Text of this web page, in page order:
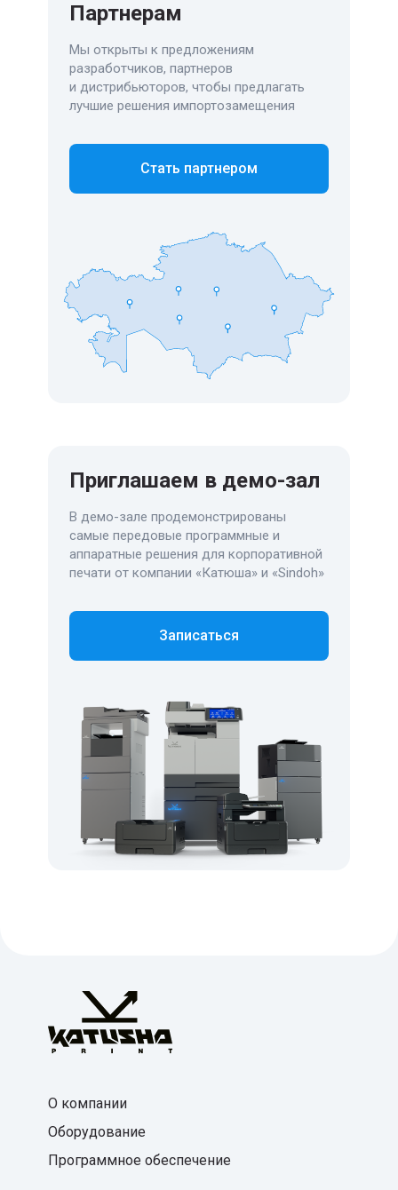
Партнерам
Мы открыты к предложениям
разработчиков, партнеров
и дистрибьюторов, чтобы предлагать
лучшие решения импортозамещения
Стать партнером
Приглашаем в демо-зал
В демо-зале продемонстрированы
самые передовые программные и
аппаратные решения для корпоративной
печати от компании «Катюша» и «Sindoh»
Записаться
О компании
Оборудование
Программное обеспечение